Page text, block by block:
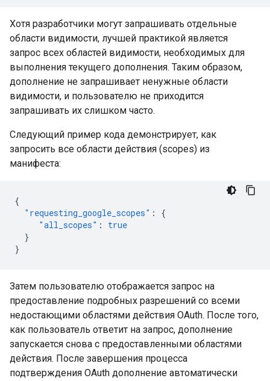
Хотя разработчики могут запрашивать отдельные
области видимости, лучшей практикой является
запрос всех областей видимости, необходимых для
выполнения текущего дополнения. Таким образом,
дополнение не запрашивает ненужные области
видимости, и пользователю не приходится
запрашивать их слишком часто.
Следующий пример кода демонстрирует, как
запросить все области действия (scopes) из
манифеста:
{
"requesting_google_scopes" :
{
"all_scopes" :
true
}
}
Затем пользователю отображается запрос на
предоставление подробных разрешений со всеми
недостающими областями действия OAuth. После того,
как пользователь ответит на запрос, дополнение
запускается снова с предоставленными областями
действия. После завершения процесса
подтверждения OAuth дополнение автоматически